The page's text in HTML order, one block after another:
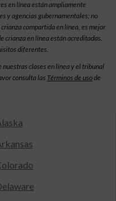
en línea están ampliamente
y agencias gubernamentales; no
compartida en línea, es mejor
crianza en línea están acreditadas.
diferentes.
nuestras clases en línea y el tribunal
consulta las Términos de usode